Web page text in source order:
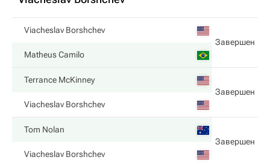
Viacheslav Borshchev
Завершен
Matheus Camilo
Terrance McKinney
Завершен
Viacheslav Borshchev
Tom Nolan
Завершен
Viacheslav Borshchev